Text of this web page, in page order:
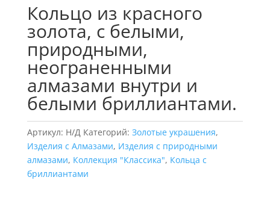
Кольцо из красного
золота, с белыми,
природными,
неограненными
алмазами внутри и
белыми бриллиантами.
Артикул: Н/Д Категорий: Золотые украшения,
Изделия с Алмазами, Изделия с природными
алмазами, Коллекция "Классика", Кольца с
бриллиантами